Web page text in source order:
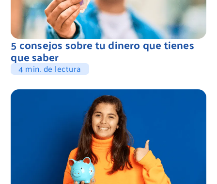
5 consejos sobre tu dinero que tienes
que saber
4 min. de lectura